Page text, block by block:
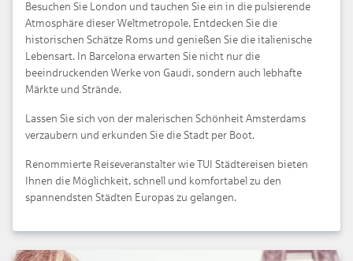
Besuchen Sie London und tauchen Sie ein in die pulsierende
Atmosphäre dieser Weltmetropole. Entdecken Sie die
historischen Schätze Roms und genießen Sie die italienische
Lebensart. In Barcelona erwarten Sie nicht nur die
beeindruckenden Werke von Gaudi, sondern auch lebhafte
Märkte und Strände.
Lassen Sie sich von der malerischen Schönheit Amsterdams
verzaubern und erkunden Sie die Stadt per Boot.
Renommierte Reiseveranstalter wie TUI Städtereisen bieten
Ihnen die Möglichkeit, schnell und komfortabel zu den
spannendsten Städten Europas zu gelangen.